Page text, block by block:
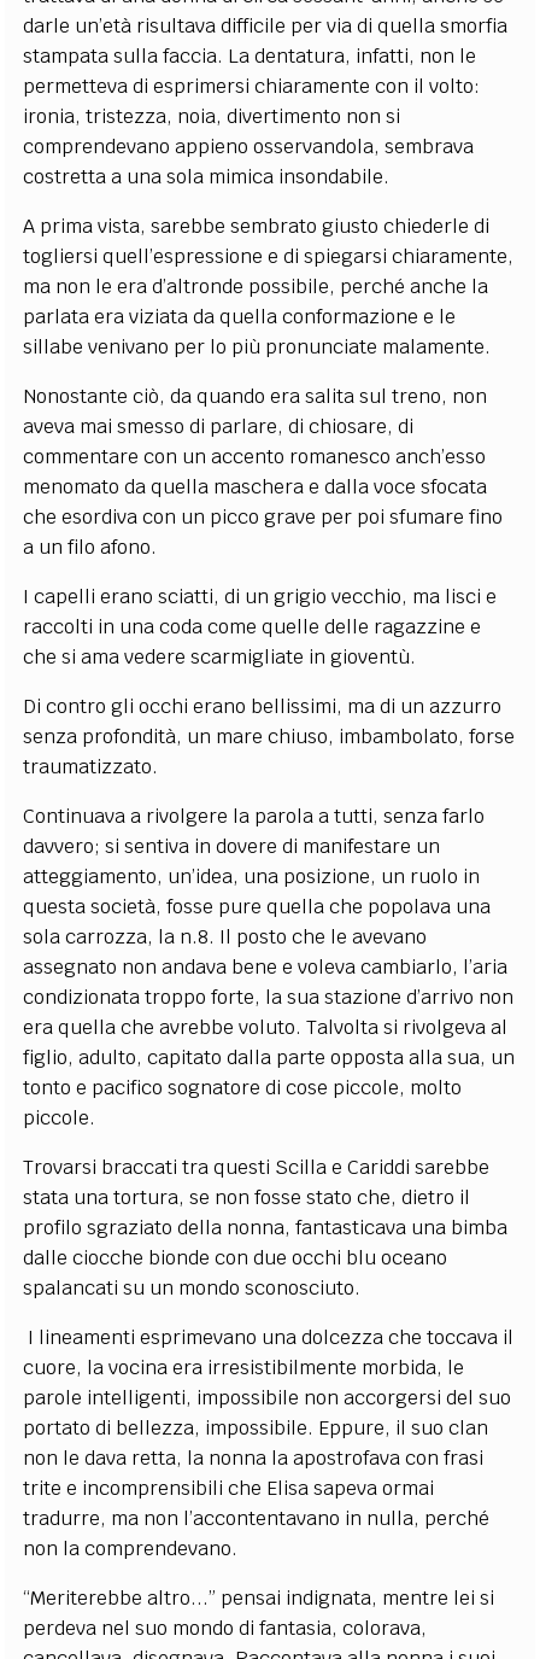
darle un’età risultava difficile per via di quella smorfia
stampata sulla faccia. La dentatura, infatti, non le
permetteva di esprimersi chiaramente con il volto:
ironia, tristezza, noia, divertimento non si
comprendevano appieno osservandola, sembrava
costretta a una sola mimica insondabile.
A prima vista, sarebbe sembrato giusto chiederle di
togliersi quell’espressione e di spiegarsi chiaramente,
ma non le era d’altronde possibile, perché anche la
parlata era viziata da quella conformazione e le
sillabe venivano per lo più pronunciate malamente.
Nonostante ciò, da quando era salita sul treno, non
aveva mai smesso di parlare, di chiosare, di
commentare con un accento romanesco anch’esso
menomato da quella maschera e dalla voce sfocata
che esordiva con un picco grave per poi sfumare fino
a un filo afono.
I capelli erano sciatti, di un grigio vecchio, ma lisci e
raccolti in una coda come quelle delle ragazzine e
che si ama vedere scarmigliate in gioventù.
Di contro gli occhi erano bellissimi, ma di un azzurro
senza profondità, un mare chiuso, imbambolato, forse
traumatizzato.
Continuava a rivolgere la parola a tutti, senza farlo
davvero; si sentiva in dovere di manifestare un
atteggiamento, un’idea, una posizione, un ruolo in
questa società, fosse pure quella che popolava una
sola carrozza, la n.8. Il posto che le avevano
assegnato non andava bene e voleva cambiarlo, l’aria
condizionata troppo forte, la sua stazione d’arrivo non
era quella che avrebbe voluto. Talvolta si rivolgeva al
figlio, adulto, capitato dalla parte opposta alla sua, un
tonto e pacifico sognatore di cose piccole, molto
piccole.
Trovarsi braccati tra questi Scilla e Cariddi sarebbe
stata una tortura, se non fosse stato che, dietro il
profilo sgraziato della nonna, fantasticava una bimba
dalle ciocche bionde con due occhi blu oceano
spalancati su un mondo sconosciuto.
I lineamenti esprimevano una dolcezza che toccava il
cuore, la vocina era irresistibilmente morbida, le
parole intelligenti, impossibile non accorgersi del suo
portato di bellezza, impossibile. Eppure, il suo clan
non le dava retta, la nonna la apostrofava con frasi
trite e incomprensibili che Elisa sapeva ormai
tradurre, ma non l’accontentavano in nulla, perché
non la comprendevano.
“Meriterebbe altro...” pensai indignata, mentre lei si
perdeva nel suo mondo di fantasia, colorava,